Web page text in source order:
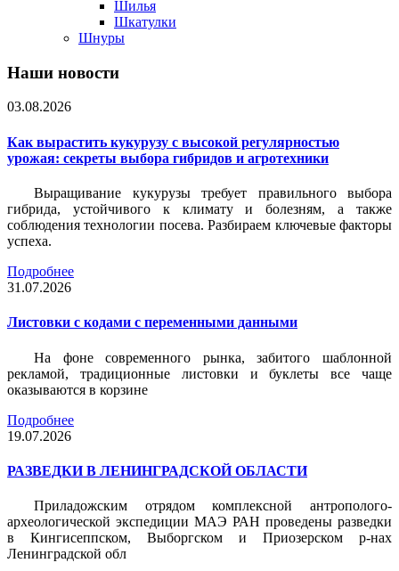
Шилья
Шкатулки
Шнуры
Наши новости
03.08.2026
Как вырастить кукурузу с высокой регулярностью
урожая: секреты выбора гибридов и агротехники
Выращивание кукурузы требует правильного выбора
гибрида, устойчивого к климату и болезням, а также
соблюдения технологии посева. Разбираем ключевые факторы
успеха.
Подробнее
31.07.2026
Листовки c кодами с переменными данными
На фоне современного рынка, забитого шаблонной
рекламой, традиционные листовки и буклеты все чаще
оказываются в корзине
Подробнее
19.07.2026
РАЗВЕДКИ В ЛЕНИНГРАДСКОЙ ОБЛАСТИ
Приладожским отрядом комплексной антрополого-
археологической экспедиции МАЭ РАН проведены разведки
в Кингисеппском, Выборгском и Приозерском р-нах
Ленинградской обл